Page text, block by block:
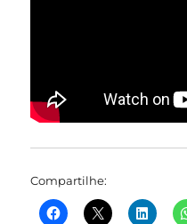
Compartilhe: